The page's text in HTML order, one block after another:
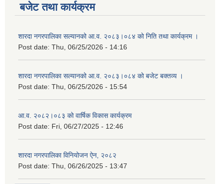
बजेट तथा कार्यक्रम
शारदा नगरपालिका सल्यानको आ.व. २०८३।०८४ को निति तथा कार्यक्रम ।
Post date: Thu, 06/25/2026 - 14:16
शारदा नगरपालिका सल्यानको आ.व. २०८३।०८४ को बजेट बक्तव्य ।
Post date: Thu, 06/25/2026 - 15:54
आ.व. २०८२।०८३ को वार्षिक विकास कार्यक्रम
Post date: Fri, 06/27/2025 - 12:46
शारदा नगरपालिका विनियोजन ऐन, २०८२
Post date: Thu, 06/26/2025 - 13:47